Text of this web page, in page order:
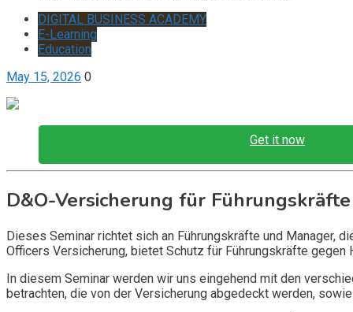
DIGITAL BUSINESS ACADEMY
E-Learning
Education
May 15, 2026 0
Get it now
D&O-Versicherung für
Dieses Seminar richtet sich an Führungskräfte und Manager,
Officers Versicherung, bietet Schutz für Führungskräfte
In diesem Seminar werden wir uns eingehend mit den
betrachten, die von der Versicherung abgedeckt werden,